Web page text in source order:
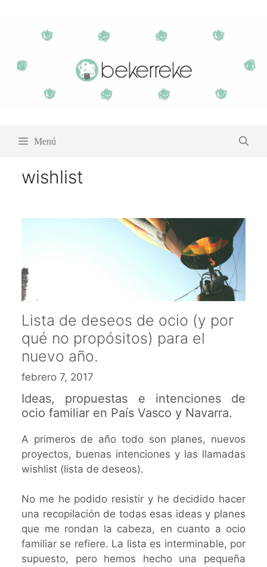
contenido
Menú
wishlist
Lista de deseos de ocio (y por
qué no propósitos) para el
nuevo año.
febrero 7, 2017
Ideas, propuestas e intenciones de
ocio familiar en País Vasco y Navarra.
A primeros de año todo son planes, nuevos
proyectos, buenas intenciones y las llamadas
wishlist (lista de deseos).
No me he podido resistir y he decidido hacer
una recopilación de todas esas ideas y planes
que me rondan la cabeza, en cuanto a ocio
familiar se refiere. La lista es interminable, por
supuesto, pero hemos hecho una pequeña